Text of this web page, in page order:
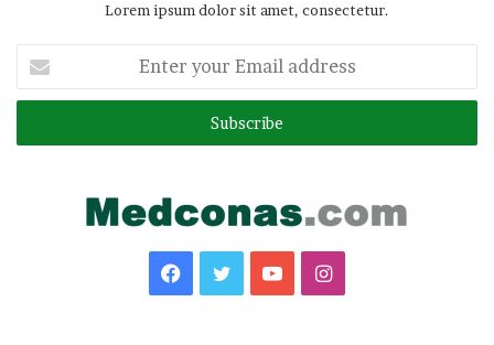
Lorem ipsum dolor sit amet, consectetur.
your
Email
Facebook
TwitterYouTubeInstagram